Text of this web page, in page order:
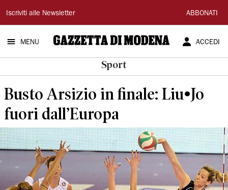
Gazzetta
di
Modena
Iscriviti alle Newsletter ABBONATI
MENU ACCEDI
Sport
Busto Arsizio in finale: Liu•Jo
fuori dall’Europa